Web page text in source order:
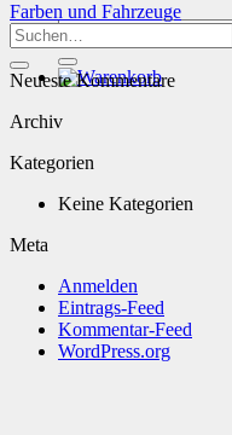
Suchen
nach:
Farben und Fahrzeuge
Neueste Kommentare
Archiv
Kategorien
Keine Kategorien
Meta
Anmelden
Eintrags-Feed
Kommentar-Feed
WordPress.org